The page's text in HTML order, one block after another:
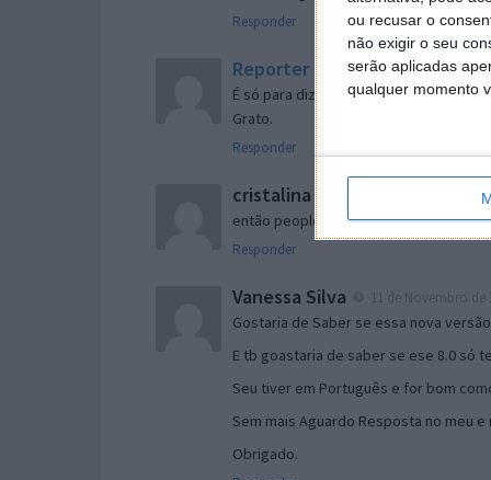
ou recusar o
não exigir o seu
serão aplicadas
qualquer momento
Responder
Reporter 7 de Novembro de 2005 às
É só para dizer que ainda não me
Grato.
Responder
cristalina 11 de Novembro de 2005
então people
Responder
Vanessa Silva
Gostaria de Saber se essa nova
E tb goastaria de saber se ese 8.0 só
Seu tiver em Português e for bom
Sem mais Aguardo Resposta no meu e
Obrigado.